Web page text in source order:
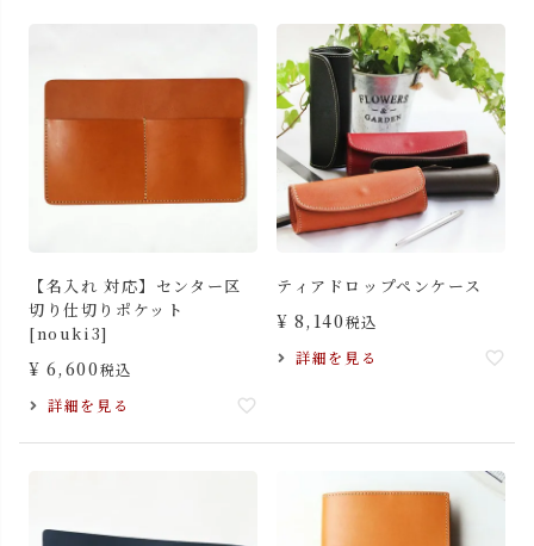
【名入れ 対応】センター区
切り仕切りポケット
[nouki3]
¥ 6,600税込
詳細を見る
ティアドロップペンケース
¥ 8,140税込
詳細を見る